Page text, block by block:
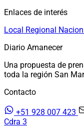
Enlaces de interés
Local Regional
Diario Amanecer
Una propuesta de
toda la región San
Contacto
+51 928 007 423
Cdra 3